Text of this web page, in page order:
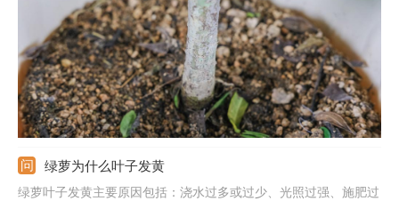
绿萝为什么叶子发黄
绿萝叶子发黄主要原因包括：浇水过多或过少、光照过强、施肥过